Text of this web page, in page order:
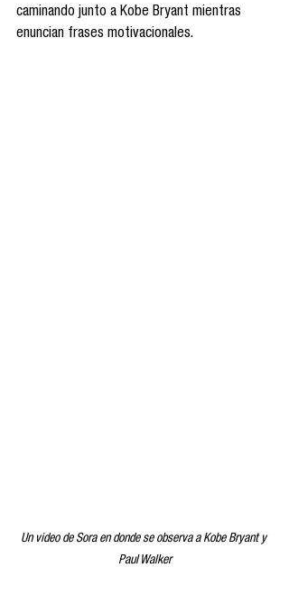
caminando junto a Kobe Bryant mientras
enuncian frases motivacionales.
Un video de Sora en donde se observa a Kobe Bryant y
Paul Walker